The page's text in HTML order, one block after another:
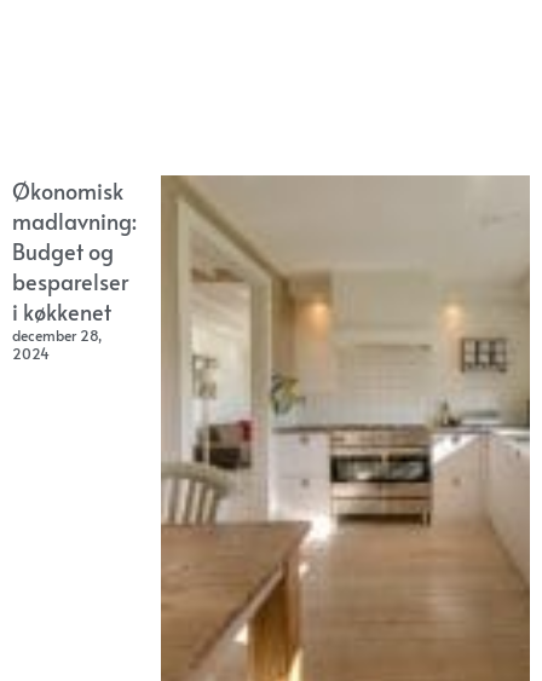
Økonomisk
madlavning:
Budget og
besparelser
i køkkenet
december 28,
2024